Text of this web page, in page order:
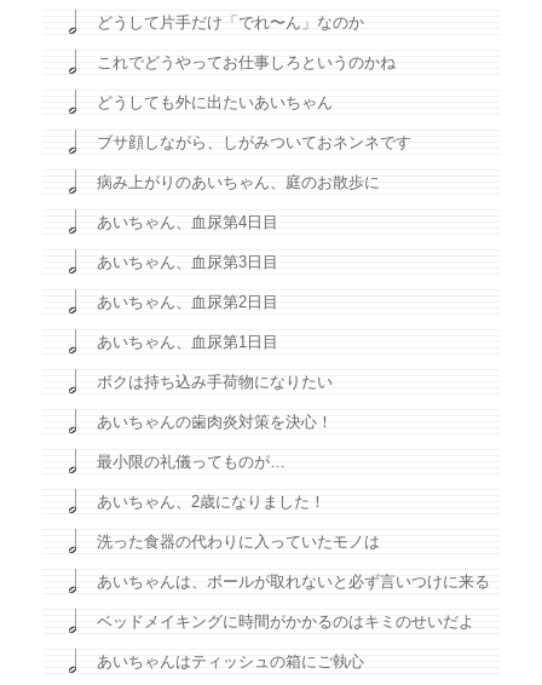
どうして片手だけ「でれ〜ん」なのか
これでどうやってお仕事しろというのかね
どうしても外に出たいあいちゃん
ブサ顔しながら、しがみついておネンネです
病み上がりのあいちゃん、庭のお散歩に
あいちゃん、血尿第4日目
あいちゃん、血尿第3日目
あいちゃん、血尿第2日目
あいちゃん、血尿第1日目
ボクは持ち込み手荷物になりたい
あいちゃんの歯肉炎対策を決心！
最小限の礼儀ってものが…
あいちゃん、2歳になりました！
洗った食器の代わりに入っていたモノは
あいちゃんは、ボールが取れないと必ず言いつけに来る
ベッドメイキングに時間がかかるのはキミのせいだよ
あいちゃんはティッシュの箱にご執心